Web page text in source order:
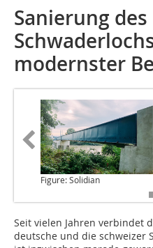
Sanierung des
modernster
Figure: Solidian
Seit vielen Jahren verbindet
deutsche und die schweizer